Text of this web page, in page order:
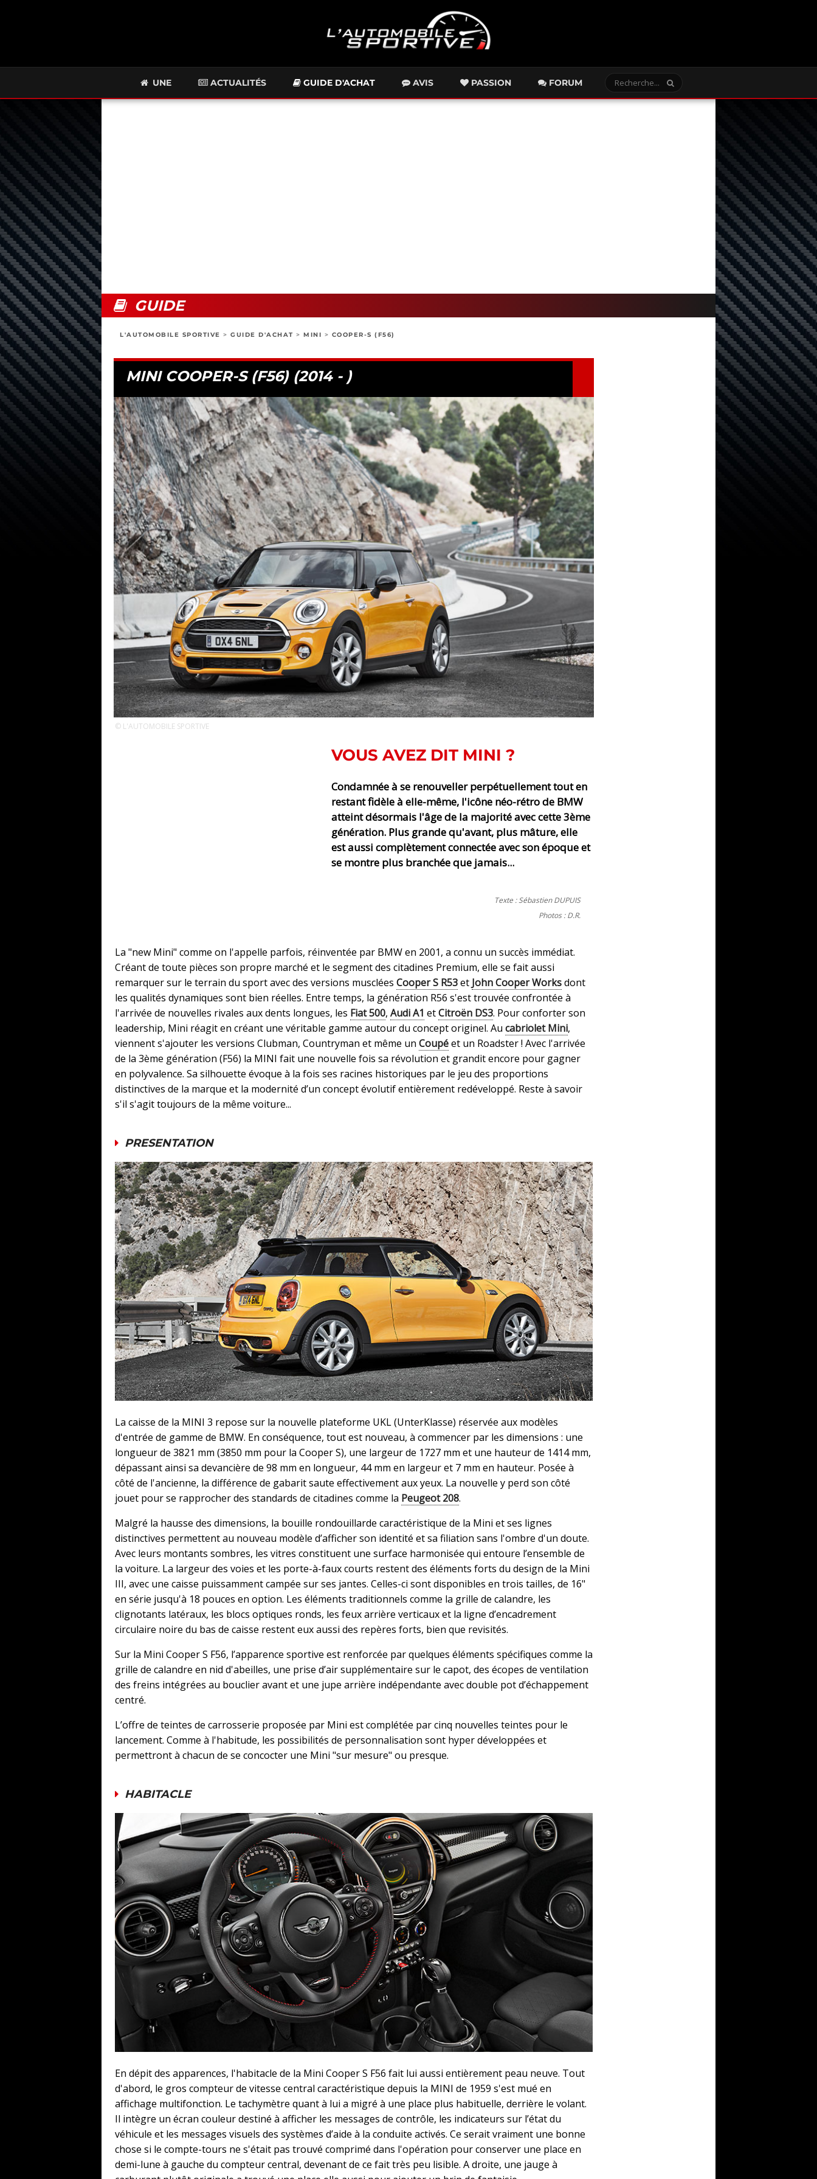
UNE ACTUALITÉS GUIDE D'ACHAT AVIS PASSION FORUM
GUIDE
L'AUTOMOBILE SPORTIVE > GUIDE D'ACHAT > MINI > COOPER-S (F56)
MINI COOPER-S (F56) (2014 - )
© L'AUTOMOBILE SPORTIVE
VOUS AVEZ DIT MINI ?
Condamnée à se renouveller perpétuellement tout en
restant fidèle à elle-même, l'icône néo-rétro de BMW
atteint désormais l'âge de la majorité avec cette 3ème
génération. Plus grande qu'avant, plus mâture, elle
est aussi complètement connectée avec son époque et
se montre plus branchée que jamais...
Texte : Sébastien DUPUIS
Photos : D.R.
La "new Mini" comme on l'appelle parfois, réinventée par BMW en 2001, a connu un succès immédiat.
Créant de toute pièces son propre marché et le segment des citadines Premium, elle se fait aussi
remarquer sur le terrain du sport avec des versions musclées Cooper S R53et John Cooper Worksdont
les qualités dynamiques sont bien réelles. Entre temps, la génération R56 s'est trouvée confrontée à
l'arrivée de nouvelles rivales aux dents longues, les Fiat 500, Audi A1 etCitroën DS3. Pour conforter son
leadership, Mini réagit en créant une véritable gamme autour du concept originel. Au cabriolet Mini,
viennent s'ajouter les versions Clubman, Countryman et même un Coupéet un Roadster ! Avec l'arrivée
de la 3ème génération (F56) la MINI fait une nouvelle fois sa révolution et grandit encore pour gagner
en polyvalence. Sa silhouette évoque à la fois ses racines historiques par le jeu des proportions
distinctives de la marque et la modernité d’un concept évolutif entièrement redéveloppé. Reste à savoir
s'il s'agit toujours de la même voiture...
PRESENTATION
La caisse de la MINI 3 repose sur la nouvelle plateforme UKL (UnterKlasse) réservée aux modèles
d'entrée de gamme de BMW. En conséquence, tout est nouveau, à commencer par les dimensions : une
longueur de 3821 mm (3850 mm pour la Cooper S), une largeur de 1727 mm et une hauteur de 1414 mm,
dépassant ainsi sa devancière de 98 mm en longueur, 44 mm en largeur et 7 mm en hauteur. Posée à
côté de l'ancienne, la différence de gabarit saute effectivement aux yeux. La nouvelle y perd son côté
jouet pour se rapprocher des standards de citadines comme la Peugeot 208.
Malgré la hausse des dimensions, la bouille rondouillarde caractéristique de la Mini et ses lignes
distinctives permettent au nouveau modèle d’afficher son identité et sa filiation sans l'ombre d'un doute.
Avec leurs montants sombres, les vitres constituent une surface harmonisée qui entoure l’ensemble de
la voiture. La largeur des voies et les porte-à-faux courts restent des éléments forts du design de la Mini
III, avec une caisse puissamment campée sur ses jantes. Celles-ci sont disponibles en trois tailles, de 16"
en série jusqu'à 18 pouces en option. Les éléments traditionnels comme la grille de calandre, les
clignotants latéraux, les blocs optiques ronds, les feux arrière verticaux et la ligne d’encadrement
circulaire noire du bas de caisse restent eux aussi des repères forts, bien que revisités.
Sur la Mini Cooper S F56, l’apparence sportive est renforcée par quelques éléments spécifiques comme la
grille de calandre en nid d'abeilles, une prise d’air supplémentaire sur le capot, des écopes de ventilation
des freins intégrées au bouclier avant et une jupe arrière indépendante avec double pot d’échappement
centré.
L’offre de teintes de carrosserie proposée par Mini est complétée par cinq nouvelles teintes pour le
lancement. Comme à l'habitude, les possibilités de personnalisation sont hyper développées et
permettront à chacun de se concocter une Mini "sur mesure" ou presque.
HABITACLE
En dépit des apparences, l'habitacle de la Mini Cooper S F56 fait lui aussi entièrement peau neuve. Tout
d'abord, le gros compteur de vitesse central caractéristique depuis la MINI de 1959 s'est mué en
affichage multifonction. Le tachymètre quant à lui a migré à une place plus habituelle, derrière le volant.
Il intègre un écran couleur destiné à afficher les messages de contrôle, les indicateurs sur l’état du
véhicule et les messages visuels des systèmes d’aide à la conduite activés. Ce serait vraiment une bonne
chose si le compte-tours ne s'était pas trouvé comprimé dans l'opération pour conserver une place en
demi-lune à gauche du compteur central, devenant de ce fait très peu lisible. A droite, une jauge à